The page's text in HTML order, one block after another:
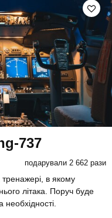
737
подарували 2 662 рази
тренажері, в якому
літака. Поруч буде